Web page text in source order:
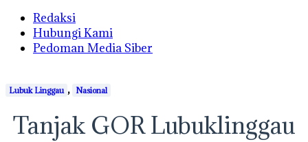
Redaksi
Hubungi Kami
Pedoman Media Siber
Lubuk Linggau , Nasional
Tanjak GOR Lubuklinggau